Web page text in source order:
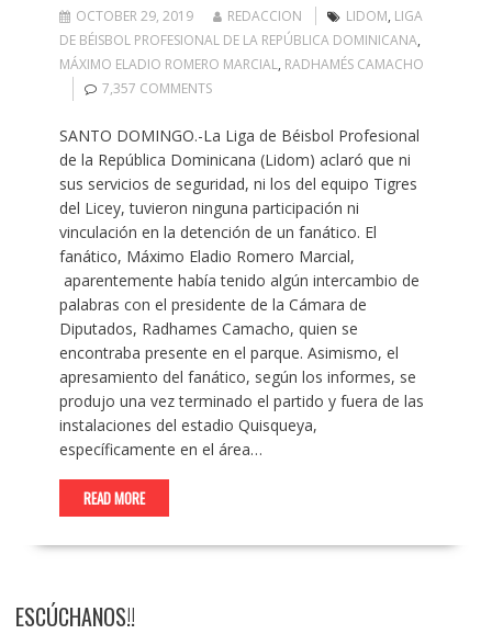
OCTOBER 29, 2019 REDACCION LIDOM, LIGA
DE BÉISBOL PROFESIONAL DE LA REPÚBLICA DOMINICANA,
MÁXIMO ELADIO ROMERO MARCIAL, RADHAMÉS CAMACHO
7,357 COMMENTS
SANTO DOMINGO.-La Liga de Béisbol Profesional
de la República Dominicana (Lidom) aclaró que ni
sus servicios de seguridad, ni los del equipo Tigres
del Licey, tuvieron ninguna participación ni
vinculación en la detención de un fanático. El
fanático, Máximo Eladio Romero Marcial,
aparentemente había tenido algún intercambio de
palabras con el presidente de la Cámara de
Diputados, Radhames Camacho, quien se
encontraba presente en el parque. Asimismo, el
apresamiento del fanático, según los informes, se
produjo una vez terminado el partido y fuera de las
instalaciones del estadio Quisqueya,
específicamente en el área…
READ MORE
ESCÚCHANOS!!